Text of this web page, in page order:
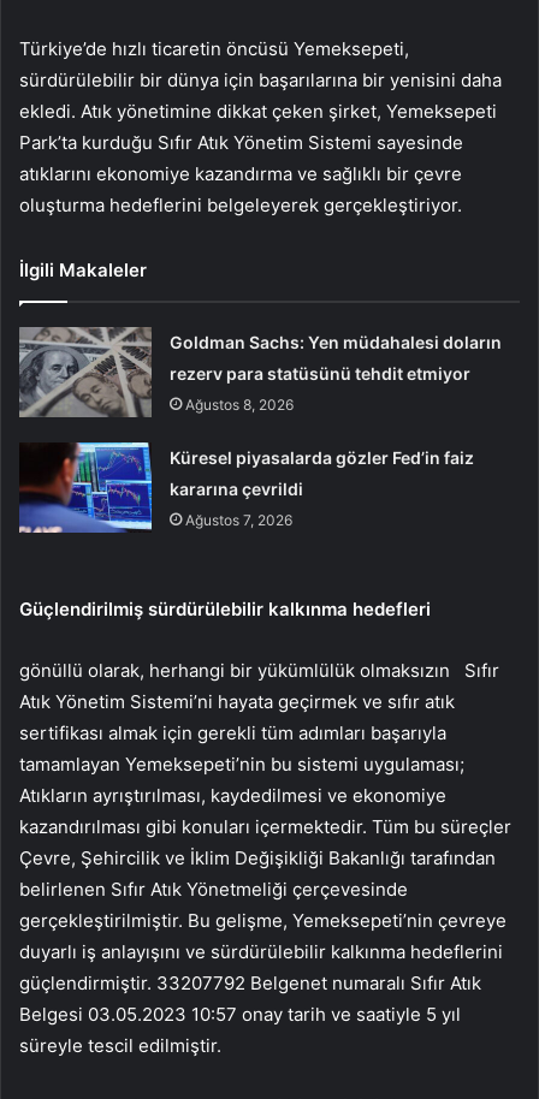
Türkiye’de hızlı ticaretin öncüsü Yemeksepeti,
sürdürülebilir bir dünya için başarılarına bir yenisini daha
ekledi. Atık yönetimine dikkat çeken şirket, Yemeksepeti
Park’ta kurduğu Sıfır Atık Yönetim Sistemi sayesinde
atıklarını ekonomiye kazandırma ve sağlıklı bir çevre
oluşturma hedeflerini belgeleyerek gerçekleştiriyor.
İlgili Makaleler
Goldman Sachs: Yen müdahalesi doların
rezerv para statüsünü tehdit etmiyor
Ağustos 8, 2026
Küresel piyasalarda gözler Fed’in faiz
kararına çevrildi
Ağustos 7, 2026
Güçlendirilmiş sürdürülebilir kalkınma hedefleri
gönüllü olarak, herhangi bir yükümlülük olmaksızın
Sıfır
Atık Yönetim Sistemi’ni hayata geçirmek ve sıfır atık
sertifikası almak için gerekli tüm adımları başarıyla
tamamlayan Yemeksepeti’nin bu sistemi uygulaması;
Atıkların ayrıştırılması, kaydedilmesi ve ekonomiye
kazandırılması gibi konuları içermektedir. Tüm bu süreçler
Çevre, Şehircilik ve İklim Değişikliği Bakanlığı tarafından
belirlenen Sıfır Atık Yönetmeliği çerçevesinde
gerçekleştirilmiştir. Bu gelişme, Yemeksepeti’nin çevreye
duyarlı iş anlayışını ve sürdürülebilir kalkınma hedeflerini
güçlendirmiştir. 33207792 Belgenet numaralı Sıfır Atık
Belgesi 03.05.2023 10:57 onay tarih ve saatiyle 5 yıl
süreyle tescil edilmiştir.